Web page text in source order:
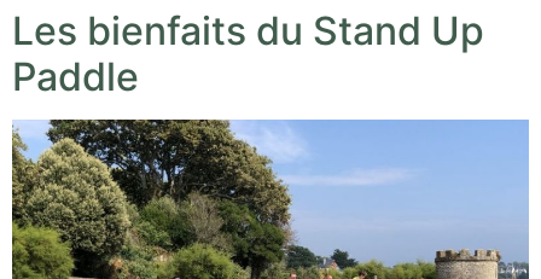
Les bienfaits du Stand Up
Paddle